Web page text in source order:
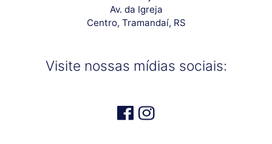
Av. da Igreja
Centro, Tramandaí, RS
Visite nossas mídias sociais: